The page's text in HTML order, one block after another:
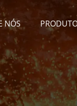
NÓS